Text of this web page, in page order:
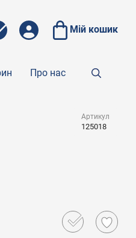
Мій кошик
Про нас
Артикул
125018